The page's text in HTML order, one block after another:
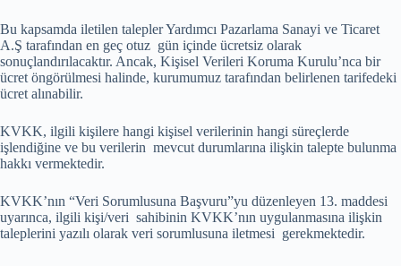
Bu kapsamda iletilen talepler Yardımcı Pazarlama Sanayi ve Ticaret
A.Ş tarafından en geç otuz gün içinde ücretsiz olarak
sonuçlandırılacaktır. Ancak, Kişisel Verileri Koruma Kurulu’nca bir
ücret öngörülmesi halinde, kurumumuz tarafından belirlenen tarifedeki
ücret alınabilir.
KVKK, ilgili kişilere hangi kişisel verilerinin hangi süreçlerde
işlendiğine ve bu verilerin mevcut durumlarına ilişkin talepte bulunma
hakkı vermektedir.
KVKK’nın “Veri Sorumlusuna Başvuru”yu düzenleyen 13. maddesi
uyarınca, ilgili kişi/veri sahibinin KVKK’nın uygulanmasına ilişkin
taleplerini yazılı olarak veri sorumlusuna iletmesi gerekmektedir.